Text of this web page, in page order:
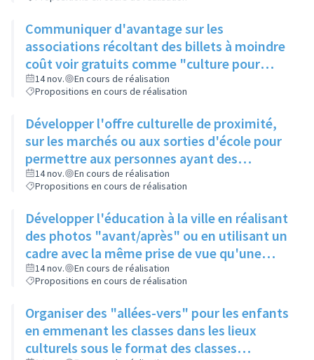
Communiquer d'avantage sur les
associations récoltant des billets à moindre
coût voir gratuits comme "culture pour
tous" et faire connaitre le PASS Culture
14 nov.
En cours de réalisation
Propositions en cours de réalisation
Développer l'offre culturelle de proximité,
sur les marchés ou aux sorties d'école pour
permettre aux personnes ayant des
problèmes de mobilité d'avoir accès à la
culture
14 nov.
En cours de réalisation
Propositions en cours de réalisation
Développer l'éducation à la ville en réalisant
des photos "avant/après" ou en utilisant un
cadre avec la même prise de vue qu'une
photo posée à proximité
14 nov.
En cours de réalisation
Propositions en cours de réalisation
Organiser des "allées-vers" pour les enfants
en emmenant les classes dans les lieux
culturels sous le format des classes